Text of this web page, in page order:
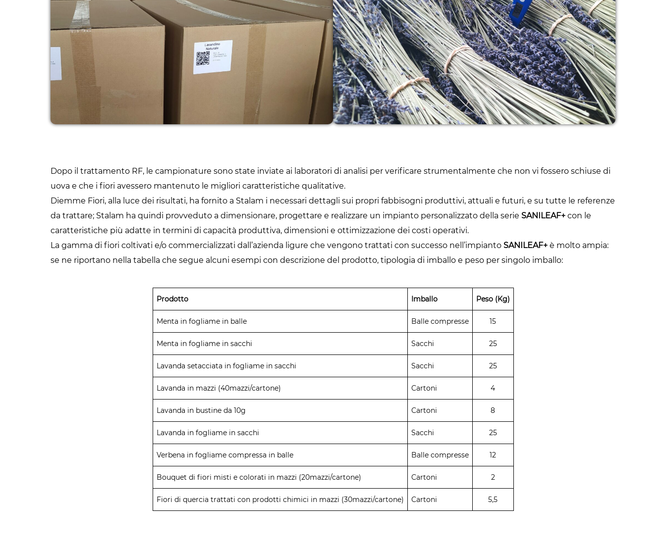
Dopo il trattamento RF, le campionature sono state inviate ai laboratori di analisi per verificare strumentalmente che non vi fossero schiuse di
uova e che i fiori avessero mantenuto le migliori caratteristiche qualitative.
Diemme Fiori, alla luce dei risultati, ha fornito a Stalam i necessari dettagli sui propri fabbisogni produttivi, attuali e futuri, e su tutte le referenze
da trattare; Stalam ha quindi provveduto a dimensionare, progettare e realizzare un impianto personalizzato della serie SANILEAF+ con le
caratteristiche più adatte in termini di capacità produttiva, dimensioni e ottimizzazione dei costi operativi.
La gamma di fiori coltivati e/o commercializzati dall’azienda ligure che vengono trattati con successo nell’impianto SANILEAF+ è molto ampia:
se ne riportano nella tabella che segue alcuni esempi con descrizione del prodotto, tipologia di imballo e peso per singolo imballo:
Prodotto Imballo Peso (Kg)
Menta in fogliame in balle Balle compresse 15
Menta in fogliame in sacchi Sacchi 25
Lavanda setacciata in fogliame in sacchi Sacchi 25
Lavanda in mazzi (40mazzi/cartone) Cartoni 4
Lavanda in bustine da 10g Cartoni 8
Lavanda in fogliame in sacchi Sacchi 25
Verbena in fogliame compressa in balle Balle compresse 12
Bouquet di fiori misti e colorati in mazzi (20mazzi/cartone) Cartoni 2
Fiori di quercia trattati con prodotti chimici in mazzi (30mazzi/cartone) Cartoni 5,5